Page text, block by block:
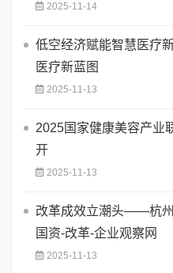
2025-11-14
低空经济赋能智慧医疗
医疗新蓝图
2025-11-13
​2025国家健康美容产业
开
2025-11-13
改革成效立潮头——杭
国资-改革-企业观察网
2025-11-13